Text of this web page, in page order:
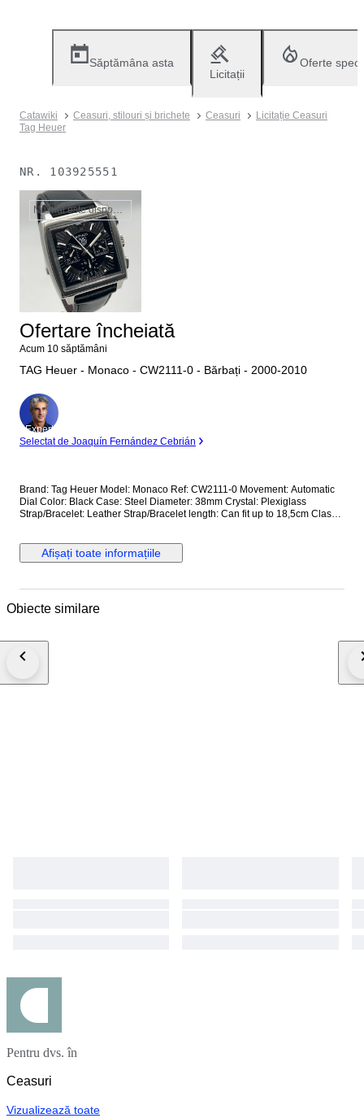
Săptămâna asta
Licitații
Oferte
Catawiki Ceasuri, stilouri și brichete Ceasuri
Licitație Ceasuri
Tag Heuer
NR. 103925551
Nu mai este disponibil
Ofertare încheiată
Acum 10 săptămâni
TAG Heuer - Monaco - CW2111-0 - Bărbați - 2000-2010
Expert
Selectat de Joaquín Fernández Cebrián
Brand: Tag Heuer Model: Monaco Ref: CW2111-0 Movement: Automatic
Dial Color: Black Case: Steel Diameter: 38mm Crystal: Plexiglass
Strap/Bracelet: Leather Strap/Bracelet length: Can fit up to 18,5cm Clasp:
signature) **Optional shipping from Europe(EU) is available. Please
contact seller for details.
Afișați toate informațiile
Obiecte similare
Pentru dvs. în
Ceasuri
Vizualizează toate